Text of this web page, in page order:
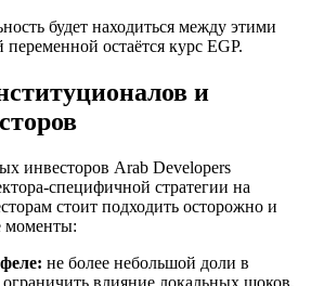
будет находиться между этими
остаётся курс EGP.
и
инвесторов Arab Developers
специфичной стратегии на
стоит подходить осторожно и
моменты:
не более небольшой доли в
влияние локальных шоков.